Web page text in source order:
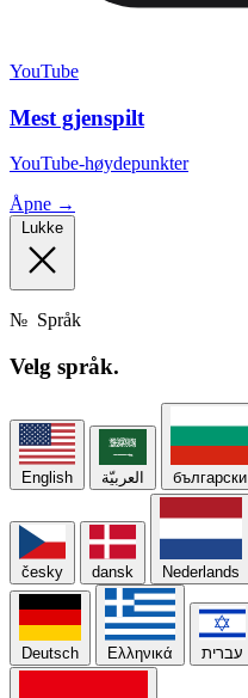
YouTube
Mest gjenspilt
YouTube-høydepunkter
Åpne →
Lukke
№ Språk
Velg språk.
English العربيّة български
česky dansk Nederlands
Deutsch Ελληνικά עברית